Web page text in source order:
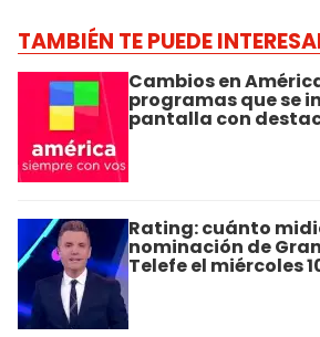
TAMBIÉN TE PUEDE
Cambios en
programas que se
pantalla con
Rating: cuánto
nominación de
Telefe el miércoles